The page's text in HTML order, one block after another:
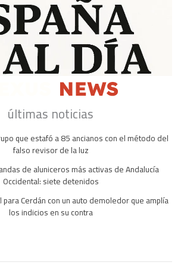
últimas noticias
que estafó a 85 ancianos con el método del
falso revisor de la luz
de aluniceros más activas de Andalucía
Occidental: siete detenidos
Cerdán con un auto demoledor que amplía
los indicios en su contra